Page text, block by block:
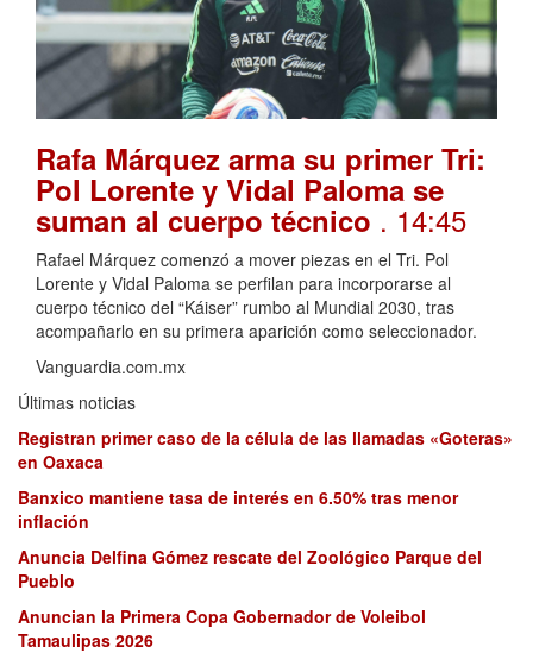
Rafa Márquez arma su primer Tri:
Pol Lorente y Vidal Paloma se
suman al cuerpo técnico . 14:45
Rafael Márquez comenzó a mover piezas en el Tri. Pol
Lorente y Vidal Paloma se perfilan para incorporarse al
cuerpo técnico del “Káiser” rumbo al Mundial 2030, tras
acompañarlo en su primera aparición como seleccionador.
Vanguardia.com.mx
Últimas noticias
Registran primer caso de la célula de las llamadas «Goteras»
en Oaxaca
Banxico mantiene tasa de interés en 6.50% tras menor
inflación
Anuncia Delfina Gómez rescate del Zoológico Parque del
Pueblo
Anuncian la Primera Copa Gobernador de Voleibol
Tamaulipas 2026